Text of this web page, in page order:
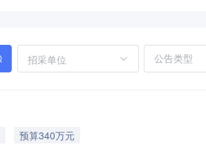
招采单位
预算340万元